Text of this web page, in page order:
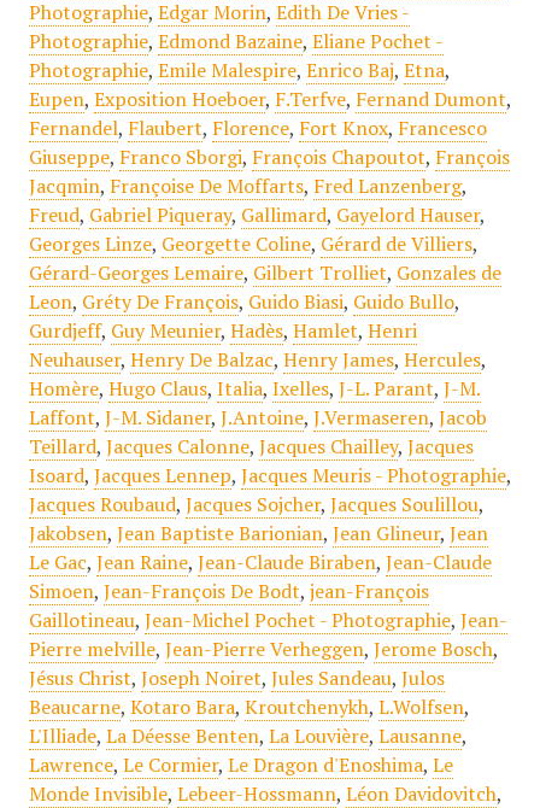
Photographie, Edgar Morin, Edith De Vries -
Photographie, Edmond Bazaine, Eliane Pochet -
Photographie, Emile Malespire, Enrico Baj, Etna,
Eupen, Exposition Hoeboer, F.Terfve, Fernand Dumont,
Fernandel, Flaubert, Florence, Fort Knox, Francesco
Giuseppe, Franco Sborgi, François Chapoutot, François
Jacqmin, Françoise De Moffarts, Fred Lanzenberg,
Freud, Gabriel Piqueray, Gallimard, Gayelord Hauser,
Georges Linze, Georgette Coline, Gérard de Villiers,
Gérard-Georges Lemaire, Gilbert Trolliet, Gonzales de
Leon, Gréty De François, Guido Biasi, Guido Bullo,
Gurdjeff, Guy Meunier, Hadès, Hamlet, Henri
Neuhauser, Henry De Balzac, Henry James, Hercules,
Homère, Hugo Claus, Italia, Ixelles, J-L. Parant, J-M.
Laffont, J-M. Sidaner, J.Antoine, J.Vermaseren, Jacob
Teillard, Jacques Calonne, Jacques Chailley, Jacques
Isoard, Jacques Lennep, Jacques Meuris - Photographie,
Jacques Roubaud, Jacques Sojcher, Jacques Soulillou,
Jakobsen, Jean Baptiste Barionian, Jean Glineur, Jean
Le Gac, Jean Raine, Jean-Claude Biraben, Jean-Claude
Simoen, Jean-François De Bodt, jean-François
Gaillotineau, Jean-Michel Pochet - Photographie, Jean-
Pierre melville, Jean-Pierre Verheggen, Jerome Bosch,
Jésus Christ, Joseph Noiret, Jules Sandeau, Julos
Beaucarne, Kotaro Bara, Kroutchenykh, L.Wolfsen,
L'Illiade, La Déesse Benten, La Louvière, Lausanne,
Lawrence, Le Cormier, Le Dragon d'Enoshima, Le
Monde Invisible, Lebeer-Hossmann, Léon Davidovitch,